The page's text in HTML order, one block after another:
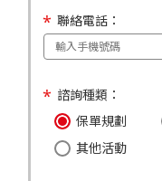
聯絡電話：
諮詢種類：
保單規劃
其他活動